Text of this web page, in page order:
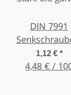
DIN 7991
Stahl 8.8
1,12 € *
4,48 € /